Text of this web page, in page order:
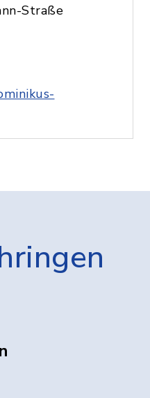
Straße